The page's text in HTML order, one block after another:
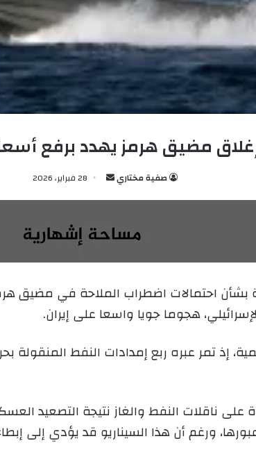
مضيق هرمز يهدد برفع
صفية مختاري
ل
ب
ر
د
ا
ك
و
ن
ي
28 فبراير، 2026
احتمالات اضطراب الملاحة في مضيق
هجوما جويا واسعا على إيران.
إذ تمر عبره ربع إمدادات النفط المنقولة
ناقلات النفط والغاز نتيجة التصعيد
عبورها، ورغم أن هذا السيناريو قد يؤدي إلى